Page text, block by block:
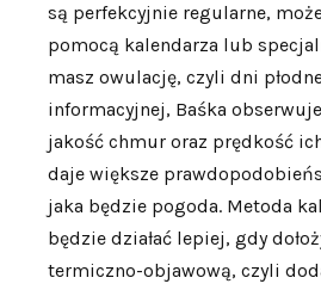
są perfekcyjnie regularne,
pomocą kalendarza lub
masz owulację, czyli dni
informacyjnej, Baśka
jakość chmur oraz prędkość
daje większe
jaka będzie pogoda. Metoda
będzie działać lepiej, gdy
termiczno-objawową, czyli